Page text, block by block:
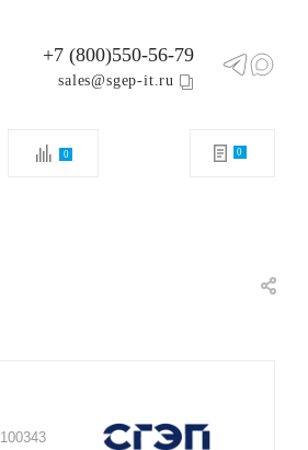
+7 (800)550-56-79
sales@sgep-it.ru
0 0
100343